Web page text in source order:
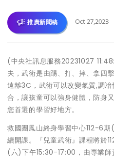
推廣新聞稿 Oct 27,2023
(中央社訊息服務20231027
夫，武術是由踢、打、摔、拿四
遠離3C，武術可以改變氣質,調
合，讓孩童可以強身健體，防身
您首選的學習好地方。
救國團鳳山終身學習中心112-6期
續開課。『兒童武術』課程將於
(六)下午15:30-17:00，由專業師